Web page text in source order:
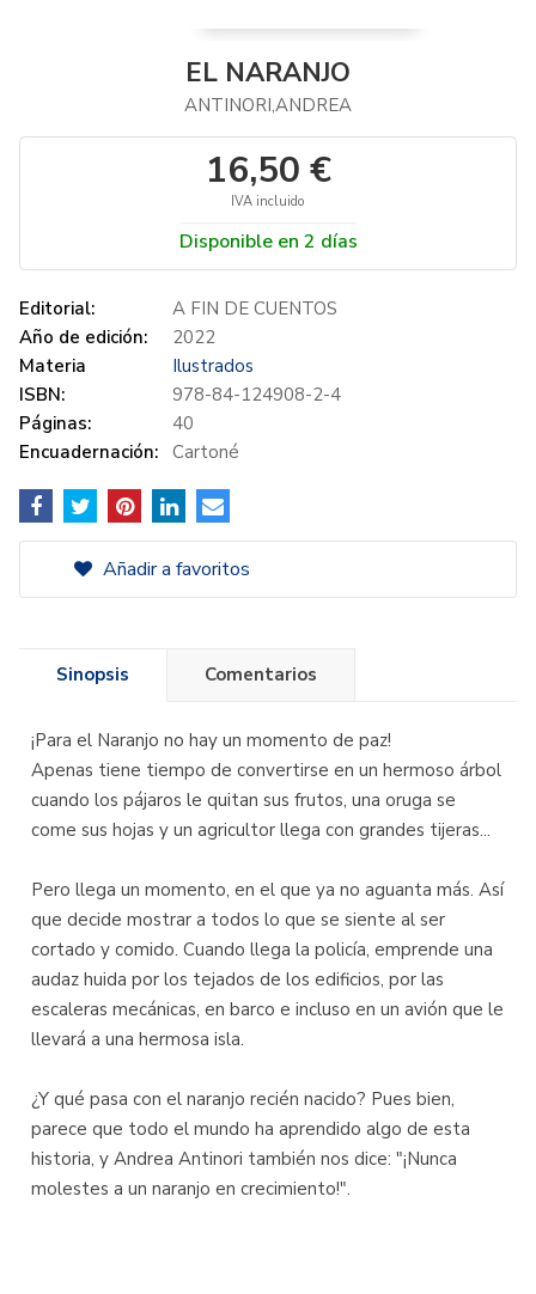
EL NARANJO
ANTINORI,ANDREA
16,50 €
IVA incluido
Disponible en 2 días
Editorial:
A FIN DE CUENTOS
Año de edición:
2022
Materia
Ilustrados
ISBN:
978-84-124908-2-4
Páginas:
40
Encuadernación: Cartoné
Añadir a favoritos
Sinopsis Comentarios
¡Para el Naranjo no hay un momento de paz!
Apenas tiene tiempo de convertirse en un hermoso árbol
cuando los pájaros le quitan sus frutos, una oruga se
come sus hojas y un agricultor llega con grandes tijeras...
Pero llega un momento, en el que ya no aguanta más. Así
que decide mostrar a todos lo que se siente al ser
cortado y comido. Cuando llega la policía, emprende una
audaz huida por los tejados de los edificios, por las
escaleras mecánicas, en barco e incluso en un avión que le
llevará a una hermosa isla.
¿Y qué pasa con el naranjo recién nacido? Pues bien,
parece que todo el mundo ha aprendido algo de esta
historia, y Andrea Antinori también nos dice: "¡Nunca
molestes a un naranjo en crecimiento!".